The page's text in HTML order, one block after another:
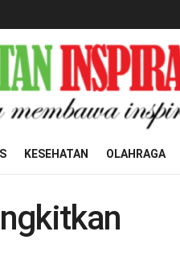
KESEHATAN OLAHRAGA